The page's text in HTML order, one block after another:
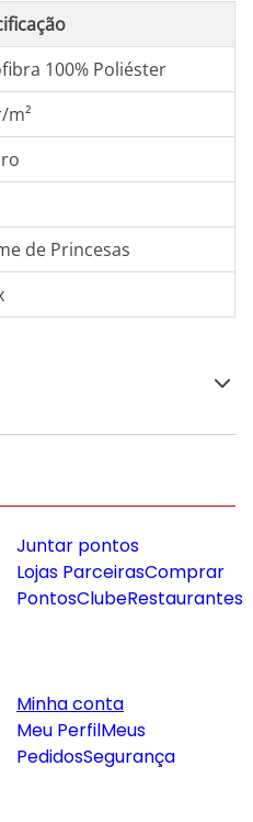
100% Poliéster
m²
de Princesas
Juntar pontos
Lojas ParceirasComprar
PontosClubeRestaurantes
Minha conta
Meu PerfilMeus
PedidosSegurança